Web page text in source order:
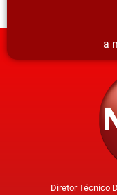
a
Diretor Técnico